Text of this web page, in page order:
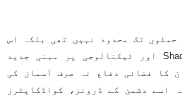
حملوں تک محدود نہیں تھی بلکہ اس
میں Shadow War، Fifth Column اور ٹیکنالوجی پر مبنی جدید
کا فضائی دفاع نہ صرف آسمان کی
اسے دشمن کے ڈرونز، کواڈکاپٹرز